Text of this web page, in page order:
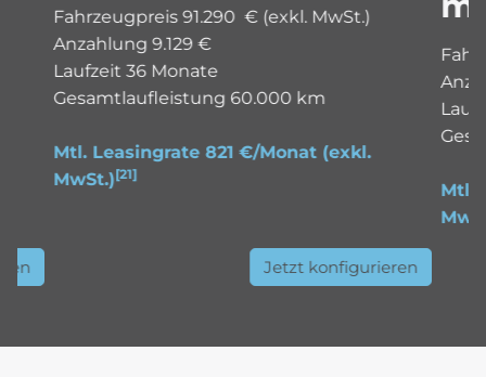
Fahrzeugpreis 91.290 € (exkl. MwSt.)
Anzahlung 9.129 €
Laufzeit 36 Monate
Gesamtlaufleistung 60.000 km
Mtl. Leasingrate 821 €/Monat (exkl.
MwSt.)[21]
Jetzt konfigurieren
Mtl.